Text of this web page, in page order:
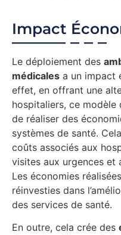
Impact
Le déploiement des
médicales a un impact
effet, en offrant une
hospitaliers, ce
de réaliser des
systèmes de santé.
coûts associés aux
visites aux urgences et
Les économies
réinvesties dans
des services de santé.
En outre, cela crée des